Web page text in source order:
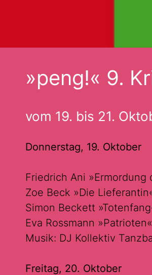
»peng!« 9.
vom 19. bis 21.
Donnerstag, 19. Oktober
Friedrich Ani »Ermordung
Zoe Beck »Die
Simon Beckett
Eva Rossmann »Patrioten«
Musik: DJ Kollektiv
Freitag, 20. Oktober